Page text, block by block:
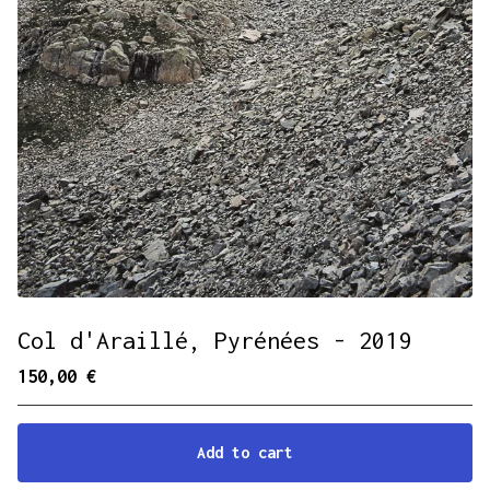
Col d'Araillé, Pyrénées - 2019
150,00 €
Add to cart